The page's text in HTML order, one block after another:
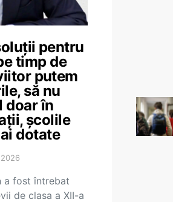
pentru
timp de
putem
să nu
doar în
școlile
dotate
a fost întrebat
de clasa a XII-a